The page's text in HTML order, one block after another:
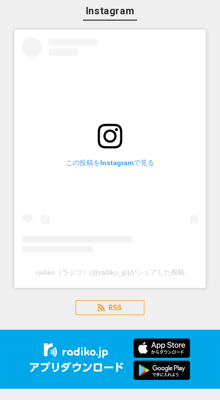
Instagram
この投稿をInstagramで見る
radiko（ラジコ）(@radiko_jp)がシェアした投稿
RSS